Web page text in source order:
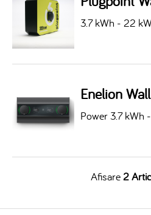
3.7 kWh - 22
Enelion
Power 3.7 kWh
Afisare2